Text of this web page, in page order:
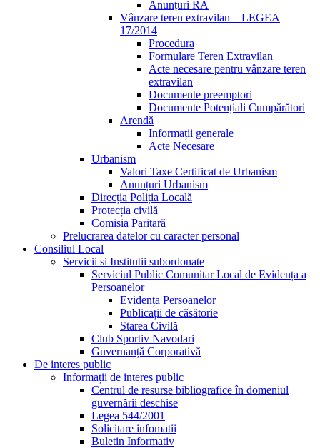
Anunțuri RA
Vânzare teren extravilan – LEGEA
17/2014
Procedura
Formulare Teren Extravilan
Acte necesare pentru vânzare teren
extravilan
Documente preemptori
Documente Potențiali Cumpărători
Arendă
Informații generale
Acte Necesare
Urbanism
Valori Taxe Certificat de Urbanism
Anunțuri Urbanism
Direcția Poliția Locală
Protecția civilă
Comisia Paritară
Prelucrarea datelor cu caracter personal
Consiliul Local
Servicii si Institutii subordonate
Serviciul Public Comunitar Local de Evidența a
Persoanelor
Evidența Persoanelor
Publicații de căsătorie
Starea Civilă
Club Sportiv Navodari
Guvernanță Corporativă
De interes public
Informații de interes public
Centrul de resurse bibliografice în domeniul
guvernării deschise
Legea 544/2001
Solicitare infomatii
Buletin Informativ